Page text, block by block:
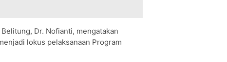
Dr. Nofianti, mengatakan
lokus pelaksanaan Program